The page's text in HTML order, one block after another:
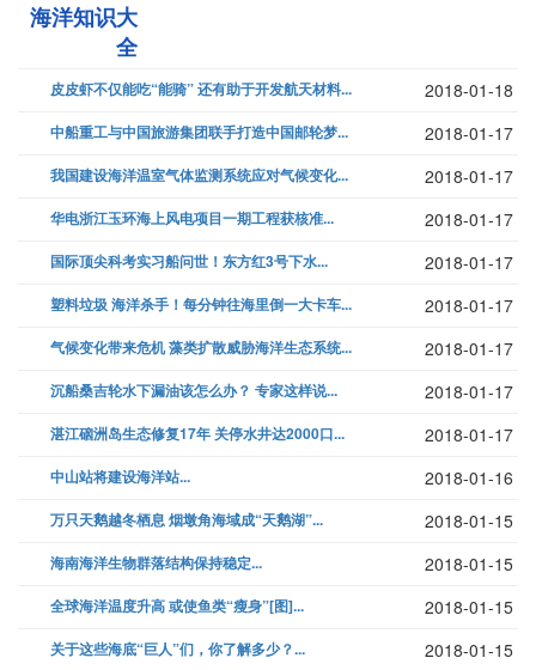
海洋知识大
全
皮皮虾不仅能吃“能骑” 还有助于开发航天材料... 2018-01-18
中船重工与中国旅游集团联手打造中国邮轮梦... 2018-01-17
我国建设海洋温室气体监测系统应对气候变化... 2018-01-17
华电浙江玉环海上风电项目一期工程获核准... 2018-01-17
国际顶尖科考实习船问世！东方红3号下水... 2018-01-17
塑料垃圾 海洋杀手！每分钟往海里倒一大卡车... 2018-01-17
气候变化带来危机 藻类扩散威胁海洋生态系统... 2018-01-17
沉船桑吉轮水下漏油该怎么办？ 专家这样说... 2018-01-17
湛江硇洲岛生态修复17年 关停水井达2000口... 2018-01-17
中山站将建设海洋站... 2018-01-16
万只天鹅越冬栖息 烟墩角海域成“天鹅湖”... 2018-01-15
海南海洋生物群落结构保持稳定... 2018-01-15
全球海洋温度升高 或使鱼类“瘦身”[图]... 2018-01-15
关于这些海底“巨人”们，你了解多少？... 2018-01-15